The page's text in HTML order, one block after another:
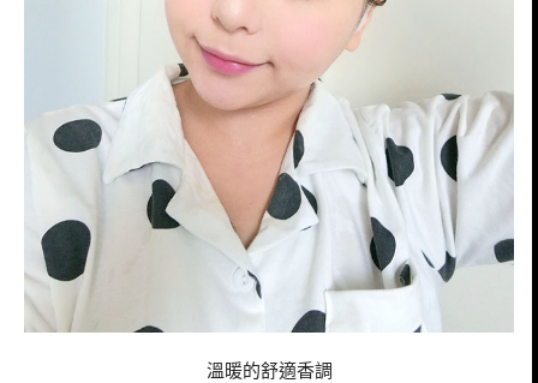
溫暖的舒適香調